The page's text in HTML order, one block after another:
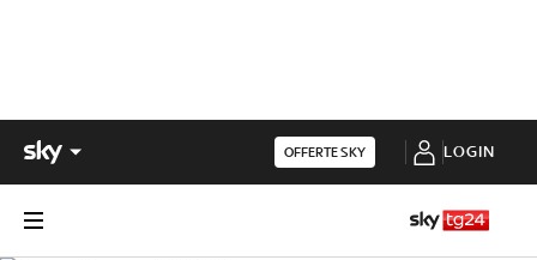
OFFERTE SKY LOGIN